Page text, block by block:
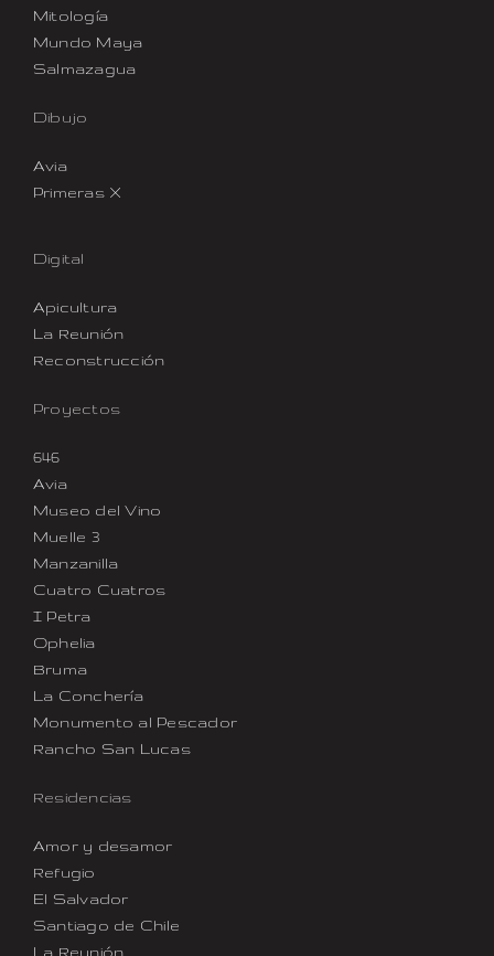
Mitología
Mundo Maya
Salmazagua
Dibujo
Avia
Primeras X
Digital
Apicultura
La Reunión
Reconstrucción
Proyectos
646
Avia
Museo del Vino
Muelle 3
Manzanilla
Cuatro Cuatros
I Petra
Ophelia
Bruma
La Conchería
Monumento al Pescador
Rancho San Lucas
Residencias
Amor y desamor
Refugio
El Salvador
Santiago de Chile
La Reunión